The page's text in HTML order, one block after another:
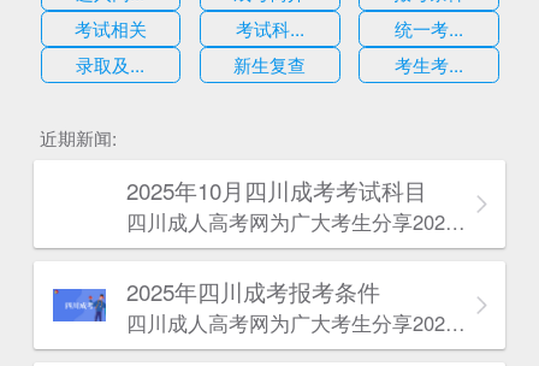
考试相关
考试科...
统一考...
录取及...
新生复查 考生考...
近期新闻:
2025年10月四川成考考试科目
四川成人高考网​为广大考生分享2025年10月四川成考考试科目。为广大在职人员和社会人士提供学历提升的机会。更多四川成考考试信息，欢迎在线访问四川成人高考网。
2025年‌‌‌‌四川成考报考条件
四川成人高考网​为广大考生分享2025年‌‌‌‌四川成考报考条件。为广大在职人员和社会人士提供学历提升的机会。更多四川成考考试信息，欢迎在线访问四川成人高考网。